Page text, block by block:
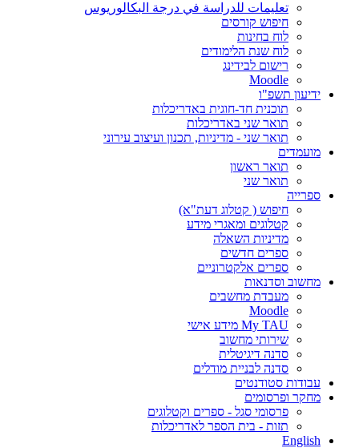
تعليمات للدراسة في درجة البكالوريوس
חיפוש קורסים
לוח בחינות
לוח שנת הלימודים
רישום לבידינג
Moodle
ידיעון תשפ"ו
תוכנית חד-חוגית באדריכלות
תואר שני באדריכלות
תואר שני - מדיניות, תכנון ועיצוב עירוני
מועמדים
תואר ראשון
תואר שני
ספרייה
חיפוש ( קטלוג דעת"א)
קטלוגים ומאגרי מידע
מדיניות השאלה
ספרים חדשים
ספרים אלקטרוניים
מחשוב וסדנאות
מעבדת מחשבים
Moodle
My TAU מידע אישי
שירותי מחשוב
סדנה דיגיטלית
סדנה לבניית מודלים
עבודות סטודנטים
מחקר ופרסומים
פרסומי סגל - ספרים וקטלוגים
תזות - בית הספר לאדריכלות
English